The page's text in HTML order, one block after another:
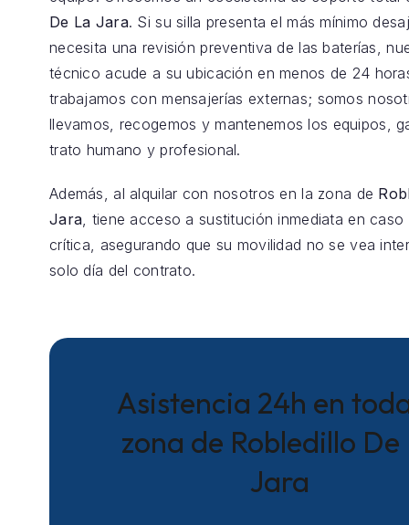
De La Jara. Si su silla presenta el más mínimo
necesita una revisión preventiva de las baterías,
técnico acude a su ubicación en menos de 24
trabajamos con mensajerías externas; somos
llevamos, recogemos y mantenemos los equipos,
trato humano y profesional.
Además, al alquilar con nosotros en la zona de
Jara, tiene acceso a sustitución inmediata en caso
crítica, asegurando que su movilidad no se vea
solo día del contrato.
Asistencia 24h en
zona de Robledillo De
Jara